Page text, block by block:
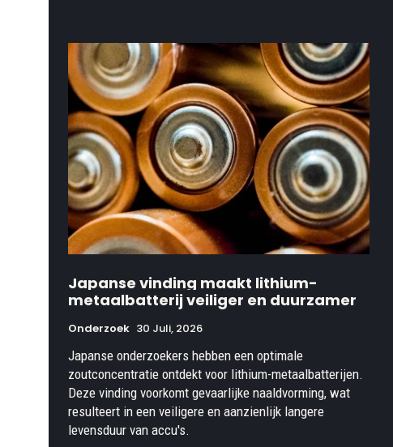
Japanse vinding maakt lithium-
metaalbatterij veiliger en duurzamer
Onderzoek 30 Juli, 2026
Japanse onderzoekers hebben een optimale
zoutconcentratie ontdekt voor lithium-metaalbatterijen.
Deze vinding voorkomt gevaarlijke naaldvorming, wat
resulteert in een veiligere en aanzienlijk langere
levensduur van accu's.